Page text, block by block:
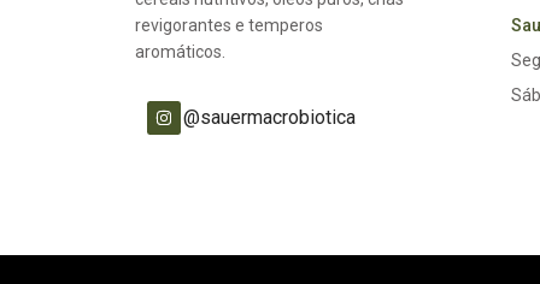
revigorantes e temperos
aromáticos.
@sauermacrobiotica